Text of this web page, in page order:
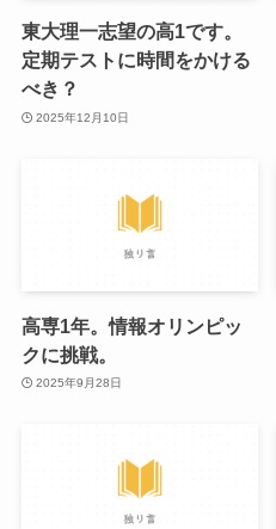
東大理一志望の高1です。
定期テストに時間をかける
べき？
2025年12月10日
高専1年。情報オリンピッ
クに挑戦。
2025年9月28日